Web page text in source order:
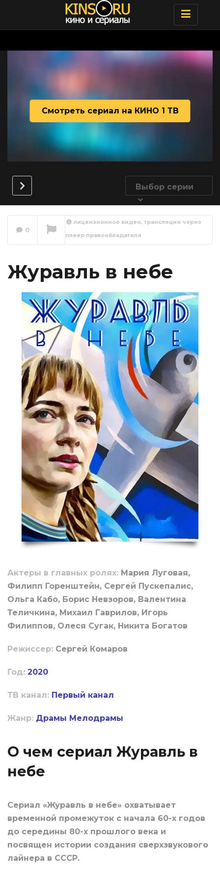
Toggle
Смотреть сериал на КИНО 1 ТВ
Выбор серии
Журавль в небе 1
0
лицензионное видео, трансляция через
плеер правообладателя
Журавль в небе
Актеры в главных ролях: Мария Луговая,
Филипп Горенштейн, Сергей Пускепалис,
Ольга Кабо, Борис Невзоров, Валентина
Теличкина, Михаил Гаврилов, Игорь
Филиппов, Олеся Сугак, Никита Богатов
Режиссер: Сергей Комаров
Год: 2020
ТВ канал: Первый канал
Жанр: Драмы Мелодрамы
О чем сериал Журавль в
небе
Сериал «Журавль в небе» охватывает
временной промежуток с начала 60-х годов
до середины 80-х прошлого века и
посвящен истории создания сверхзвукового
лайнера в СССР.